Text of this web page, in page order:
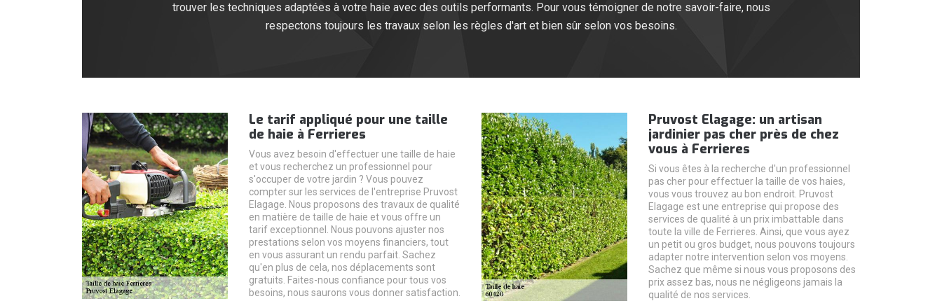
trouver les techniques adaptées à votre haie avec des outils performants. Pour vous témoigner de notre savoir-faire, nous
respectons toujours les travaux selon les règles d'art et bien sûr selon vos besoins.
Le tarif appliqué pour une taille
de haie à Ferrieres
Vous avez besoin d'effectuer une taille de haie
et vous recherchez un professionnel pour
s'occuper de votre jardin ? Vous pouvez
compter sur les services de l'entreprise Pruvost
Elagage. Nous proposons des travaux de qualité
en matière de taille de haie et vous offre un
tarif exceptionnel. Nous pouvons ajuster nos
prestations selon vos moyens financiers, tout
en vous assurant un rendu parfait. Sachez
qu'en plus de cela, nos déplacements sont
gratuits. Faites-nous confiance pour tous vos
besoins, nous saurons vous donner satisfaction.
Pruvost Elagage: un artisan
jardinier pas cher près de chez
vous à Ferrieres
Si vous êtes à la recherche d'un professionnel
pas cher pour effectuer la taille de vos haies,
vous vous trouvez au bon endroit. Pruvost
Elagage est une entreprise qui propose des
services de qualité à un prix imbattable dans
toute la ville de Ferrieres. Ainsi, que vous ayez
un petit ou gros budget, nous pouvons toujours
adapter notre intervention selon vos moyens.
Sachez que même si nous vous proposons des
prix assez bas, nous ne négligeons jamais la
qualité de nos services.